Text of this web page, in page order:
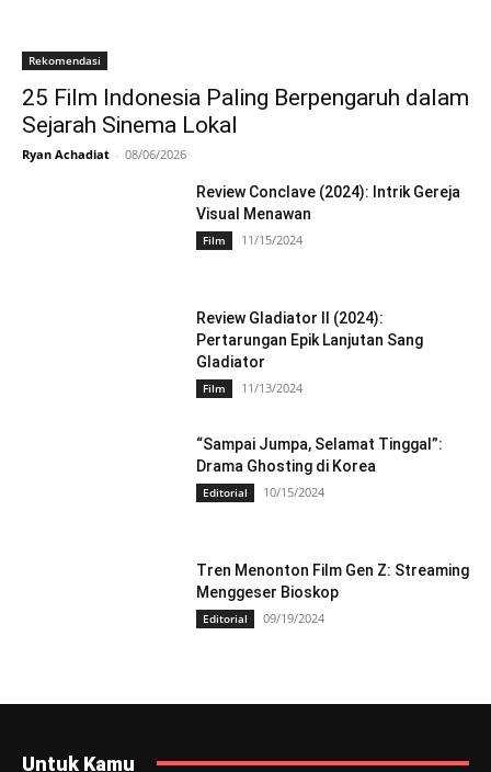
Rekomendasi
25 Film Indonesia Paling Berpengaruh dalam
Sejarah Sinema Lokal
Ryan Achadiat - 08/06/2026
Review Conclave (2024): Intrik Gereja
Visual Menawan
Film 11/15/2024
Review Gladiator II (2024):
Pertarungan Epik Lanjutan Sang
Gladiator
Film 11/13/2024
“Sampai Jumpa, Selamat Tinggal”:
Drama Ghosting di Korea
Editorial 10/15/2024
Tren Menonton Film Gen Z: Streaming
Menggeser Bioskop
Editorial 09/19/2024
Untuk Kamu